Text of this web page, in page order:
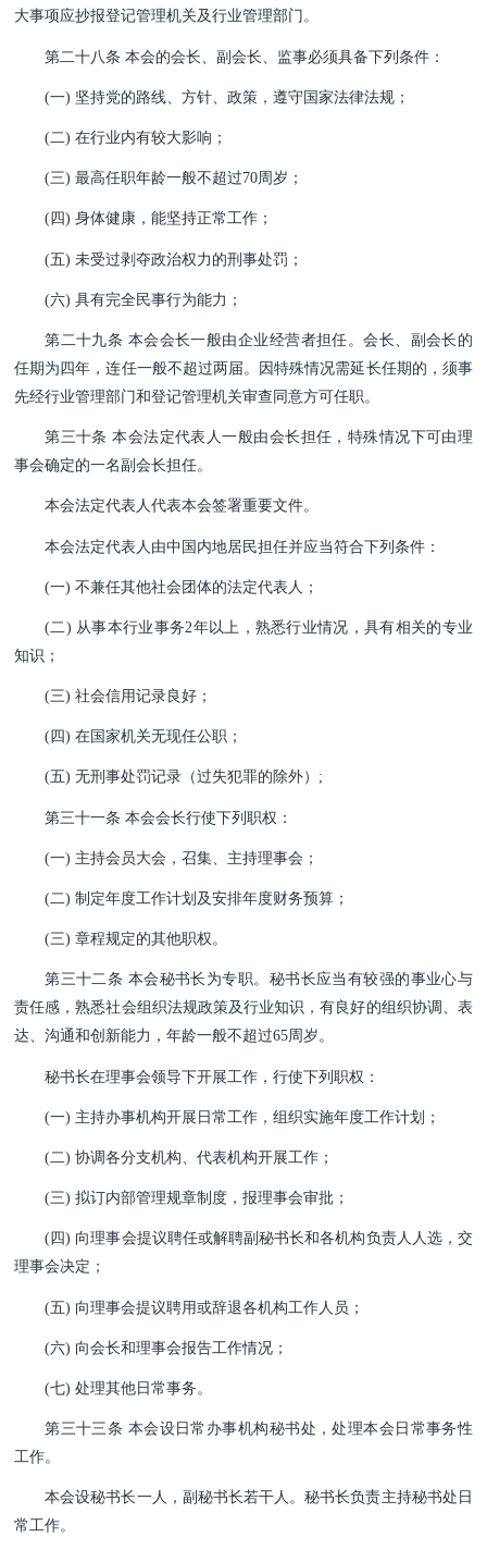
大事项应抄报登记管理机关及行业管理部门。
第二十八条 本会的会长、副会长、监事必须具备下列条件：
(一) 坚持党的路线、方针、政策，遵守国家法律法规；
(二) 在行业内有较大影响；
(三) 最高任职年龄一般不超过70周岁；
(四) 身体健康，能坚持正常工作；
(五) 未受过剥夺政治权力的刑事处罚；
(六) 具有完全民事行为能力；
第二十九条 本会会长一般由企业经营者担任。会长、副会长的
任期为四年，连任一般不超过两届。因特殊情况需延长任期的，须事
先经行业管理部门和登记管理机关审查同意方可任职。
第三十条 本会法定代表人一般由会长担任，特殊情况下可由理
事会确定的一名副会长担任。
本会法定代表人代表本会签署重要文件。
本会法定代表人由中国内地居民担任并应当符合下列条件：
(一) 不兼任其他社会团体的法定代表人；
(二) 从事本行业事务2年以上，熟悉行业情况，具有相关的专业
知识；
(三) 社会信用记录良好；
(四) 在国家机关无现任公职；
(五) 无刑事处罚记录（过失犯罪的除外）;
第三十一条 本会会长行使下列职权：
(一) 主持会员大会，召集、主持理事会；
(二) 制定年度工作计划及安排年度财务预算；
(三) 章程规定的其他职权。
第三十二条 本会秘书长为专职。秘书长应当有较强的事业心与
责任感，熟悉社会组织法规政策及行业知识，有良好的组织协调、表
达、沟通和创新能力，年龄一般不超过65周岁。
秘书长在理事会领导下开展工作，行使下列职权：
(一) 主持办事机构开展日常工作，组织实施年度工作计划；
(二) 协调各分支机构、代表机构开展工作；
(三) 拟订内部管理规章制度，报理事会审批；
(四) 向理事会提议聘任或解聘副秘书长和各机构负责人人选，交
理事会决定；
(五) 向理事会提议聘用或辞退各机构工作人员；
(六) 向会长和理事会报告工作情况；
(七) 处理其他日常事务。
第三十三条 本会设日常办事机构秘书处，处理本会日常事务性
工作。
本会设秘书长一人，副秘书长若干人。秘书长负责主持秘书处日
常工作。